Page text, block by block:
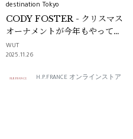
destination Tokyo
CODY FOSTER - クリスマス
オーナメントが今年もやってく
る！ -｜destination Tokyo
WUT
2025.11.26
H.P.FRANCE オンラインストア